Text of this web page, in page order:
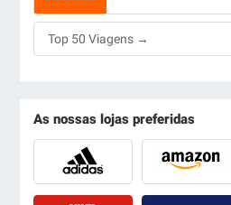
Top 50 Viagens →
As nossas lojas preferidas